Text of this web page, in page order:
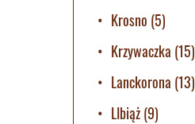
Krosno (5)
Krzywaczka (15)
Lanckorona (13)
LIbiąż(9)